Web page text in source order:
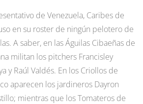
de Venezuela, Caribes de
en su roster de ningún pelotero de
A saber, en las Águilas Cibaeñas de
militan los pitchers Francisley
y Raúl Valdés. En los Criollos de
aparecen los jardineros Dayron
mientras que los Tomateros de